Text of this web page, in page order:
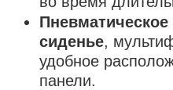
сиденье,
удобное
панели.